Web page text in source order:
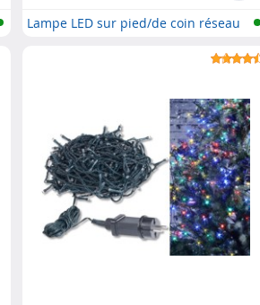
Lampe LED sur pied/de coin réseau